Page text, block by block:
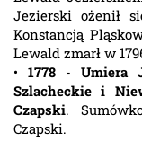
Jezierski ożenił
Konstancją
Lewald zmarł w
• 1778 - Umiera
Szlacheckie i
Czapski.
Czapski.